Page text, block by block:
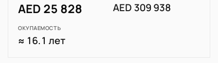
AED 25 828 AED 309 938
ОКУПАЕМОСТЬ
≈ 16.1 лет